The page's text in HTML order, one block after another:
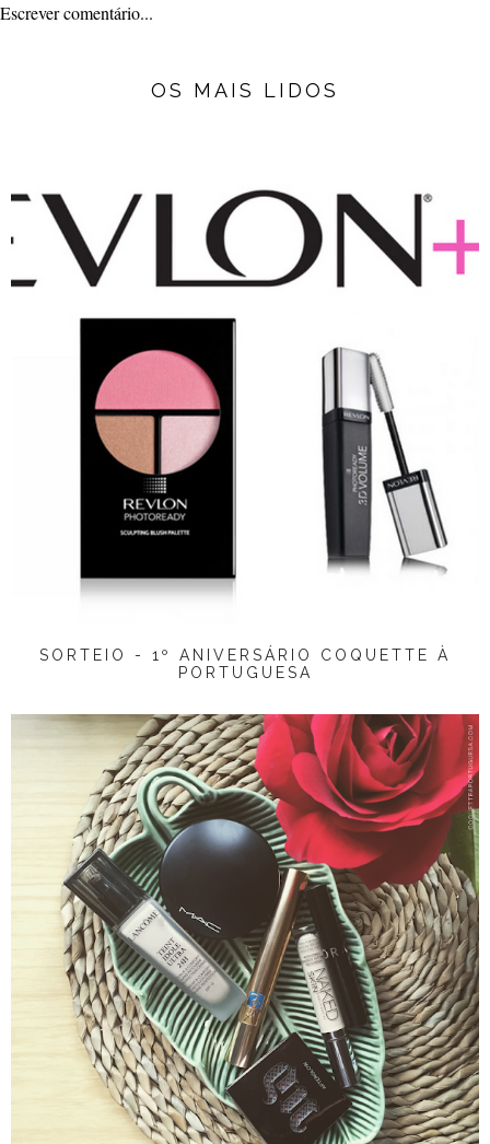
Escrever comentário...
OS MAIS LIDOS
SORTEIO - 1º ANIVERSÁRIO COQUETTE À
PORTUGUESA